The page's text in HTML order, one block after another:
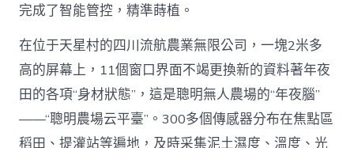
完成了智能管控，精準蒔植。
在位于天星村的四川流航農業無限公司，一塊2米多
高的屏幕上，11個窗口界面不竭更換新的資料著年夜
田的各項“身材狀態”，這是聰明無人農場的“年夜腦”
——“聰明農場云平臺”。300多個傳感器分布在焦點區
稻田、提灌站等遍地，及時采集泥土濕度、溫度、光